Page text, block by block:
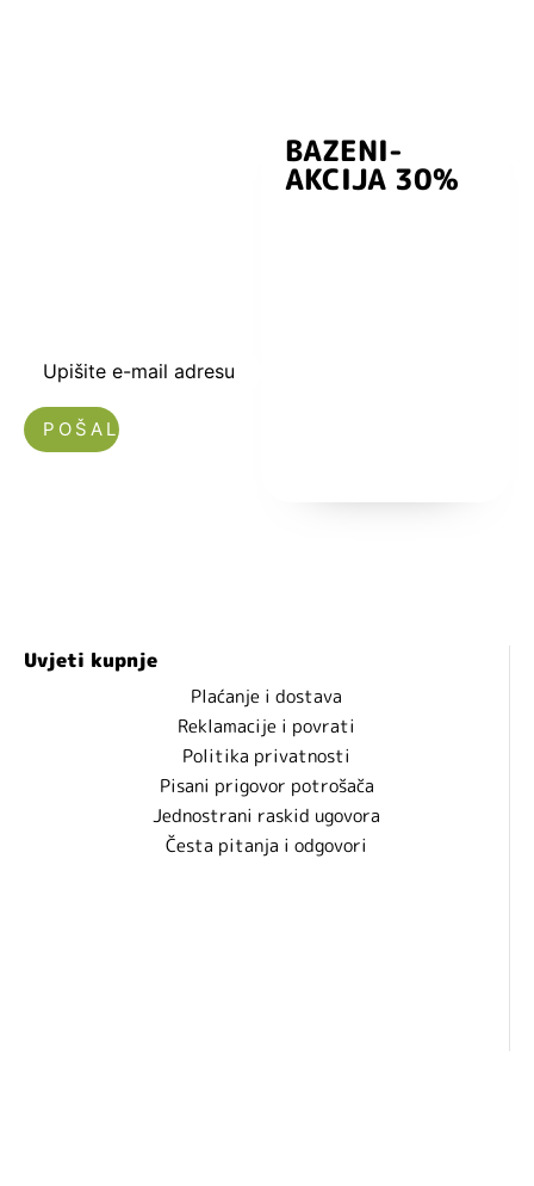
Upišite e-mail adresu
BAZENI-
AKCIJA 30%
Uvjeti kupnje
Plaćanje i dostava
Reklamacije i povrati
Politika privatnosti
Pisani prigovor potrošača
Jednostrani raskid ugovora
Česta pitanja i odgovori